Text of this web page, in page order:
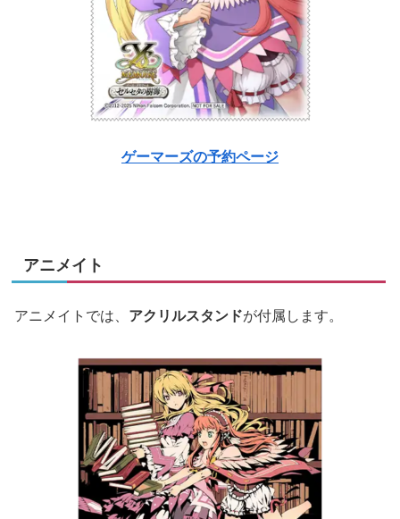
ゲーマーズの予約ページ
アニメイト
アニメイトでは、 アクリルスタンドが付属します。